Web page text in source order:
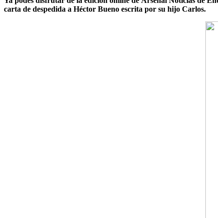
carta de despedida a Héctor Bueno escrita por su hijo Carlos.